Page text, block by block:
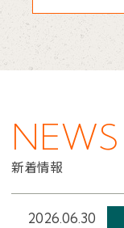
NEWS
新着情報
2026.06.30